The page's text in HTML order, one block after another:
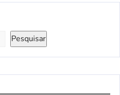
Pesquisar